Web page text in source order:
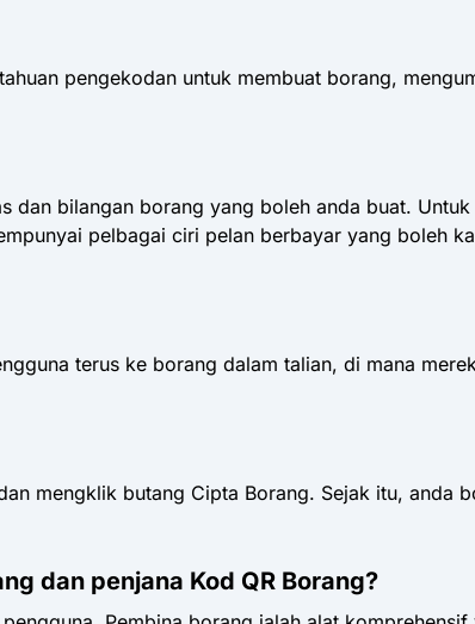
pengekodan untuk membuat borang,
dan bilangan borang yang boleh anda buat.
pelbagai ciri pelan berbayar yang boleh
terus ke borang dalam talian, di mana
mengklik butang Cipta Borang. Sejak itu, anda
dan penjana Kod QR Borang?